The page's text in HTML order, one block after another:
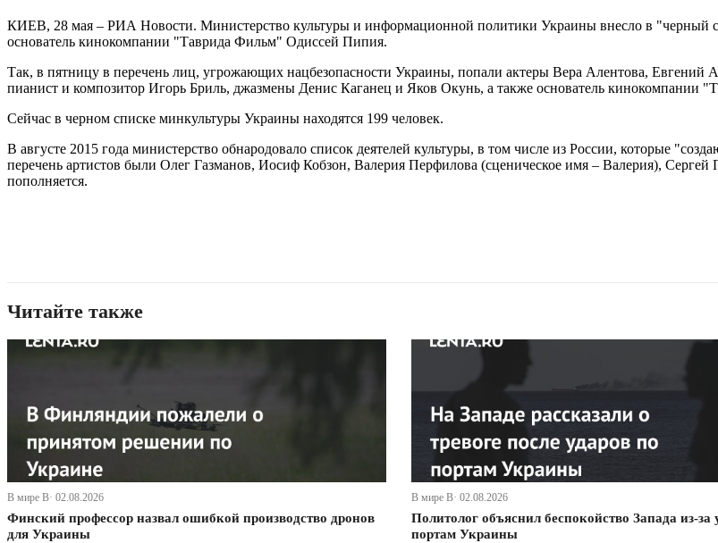
КИЕВ, 28 мая – РИА Новости. Министерство культуры и информационной политики Украины внесло в "черный
основатель кинокомпании "Таврида Фильм" Одиссей Пипия.
Так, в пятницу в перечень лиц, угрожающих нацбезопасности Украины, попали актеры Вера Алентова, Евгений
пианист и композитор Игорь Бриль, джазмены Денис Каганец и Яков Окунь, а также основатель кинокомпании
Сейчас в черном списке минкультуры Украины находятся 199 человек.
В августе 2015 года министерство обнародовало список деятелей культуры, в том числе из России, которые
перечень артистов были Олег Газманов, Иосиф Кобзон, Валерия Перфилова (сценическое имя – Валерия),
пополняется.
Читайте также
В мире В· 02.08.2026
Финский профессор назвал ошибкой производство дронов
для Украины
В мире В· 02.08.2026
Политолог объяснил беспокойство Запада из-за
портам Украины